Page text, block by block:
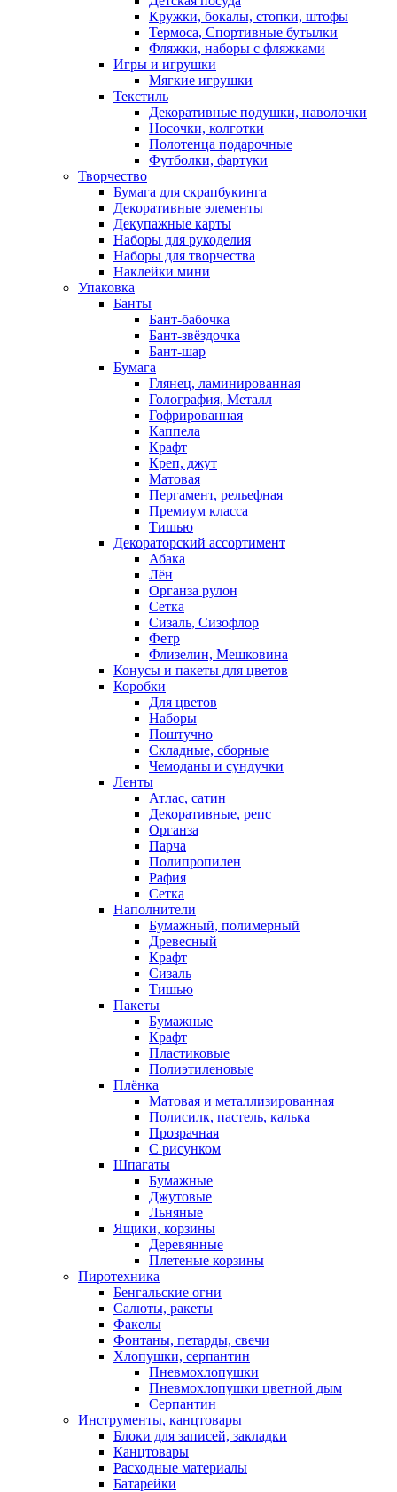
Кружки, бокалы, стопки, штофы
Термоса, Спортивные бутылки
Фляжки, наборы с фляжками
Игры и игрушки
Мягкие игрушки
Текстиль
Декоративные подушки, наволочки
Носочки, колготки
Полотенца подарочные
Футболки, фартуки
Творчество
Бумага для скрапбукинга
Декоративные элементы
Декупажные карты
Наборы для рукоделия
Наборы для творчества
Наклейки мини
Упаковка
Банты
Бант-бабочка
Бант-звёздочка
Бант-шар
Бумага
Глянец, ламинированная
Голография, Металл
Гофрированная
Каппела
Крафт
Креп, джут
Матовая
Пергамент, рельефная
Премиум класса
Тишью
Декораторский ассортимент
Абака
Лён
Органза рулон
Сетка
Сизаль, Сизофлор
Фетр
Флизелин, Мешковина
Конусы и пакеты для цветов
Коробки
Для цветов
Наборы
Поштучно
Складные, сборные
Чемоданы и сундучки
Ленты
Атлас, сатин
Декоративные, репс
Органза
Парча
Полипропилен
Рафия
Сетка
Наполнители
Бумажный, полимерный
Древесный
Крафт
Сизаль
Тишью
Пакеты
Бумажные
Крафт
Пластиковые
Полиэтиленовые
Плёнка
Матовая и металлизированная
Полисилк, пастель, калька
Прозрачная
С рисунком
Шпагаты
Бумажные
Джутовые
Льняные
Ящики, корзины
Деревянные
Плетеные корзины
Пиротехника
Бенгальские огни
Салюты, ракеты
Факелы
Фонтаны, петарды, свечи
Хлопушки, серпантин
Пневмохлопушки
Пневмохлопушки цветной дым
Серпантин
Инструменты, канцтовары
Блоки для записей, закладки
Канцтовары
Расходные материалы
Батарейки